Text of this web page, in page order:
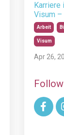
Karriere
Visum –
Arbeit
Visum
Apr 26,